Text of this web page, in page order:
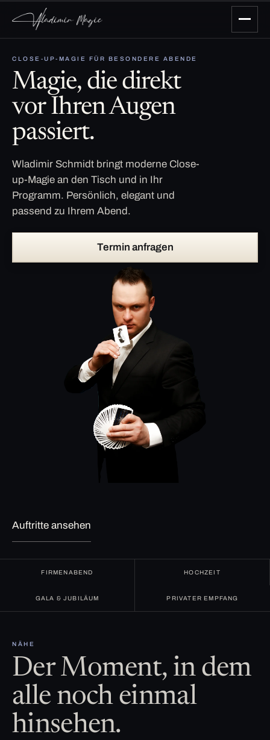
CLOSE-UP-MAGIE FÜR BESONDERE ABENDE
Magie, die direkt
vor Ihren Augen
passiert.
Wladimir Schmidt bringt moderne Close-
up-Magie an den Tisch und in Ihr
Programm. Persönlich, elegant und
passend zu Ihrem Abend.
Termin anfragen
Auftritte ansehen
FIRMENABEND HOCHZEIT
GALA & JUBILÄUM PRIVATER EMPFANG
NÄHE
Der Moment, in dem
alle noch einmal
hinsehen.